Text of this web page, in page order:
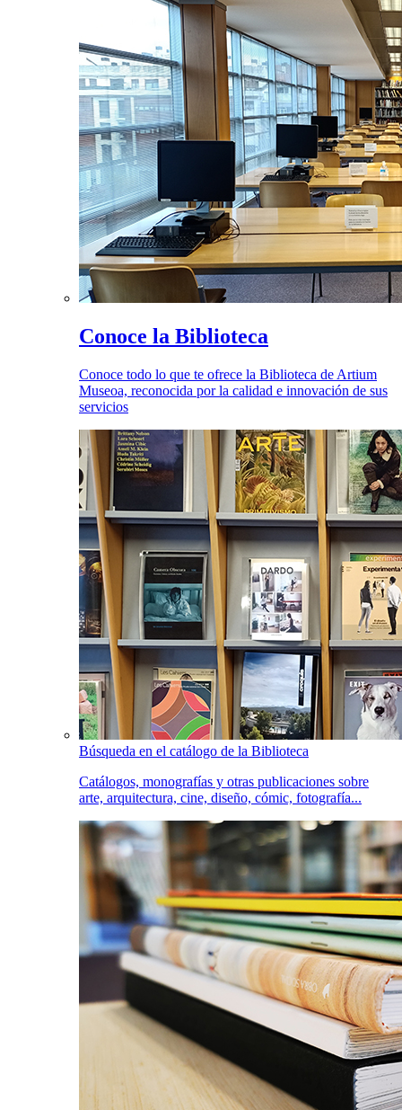
Conoce la Biblioteca
Conoce todo lo que te ofrece la Biblioteca de Artium
Museoa, reconocida por la calidad e innovación de sus
servicios
Búsqueda en el catálogo de la Biblioteca
Catálogos, monografías y otras publicaciones sobre
arte, arquitectura, cine, diseño, cómic, fotografía...